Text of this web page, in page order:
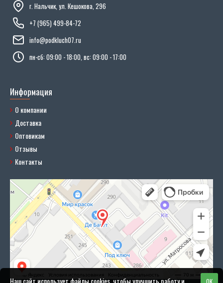
г. Нальчик, ул. Кешокова, 296
+7 (965) 499-84-72
info@podkluch07.ru
пн-сб: 09:00 - 18:00, вс: 09:00 - 17:00
Информация
О компании
Доставка
Оптовикам
Отзывы
Контакты
Наш сайт использует файлы cookies, чтобы улучшить работу и